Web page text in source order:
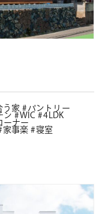
う家
パントリー
ン WIC
4LDK
ーナー
家事楽
寝室